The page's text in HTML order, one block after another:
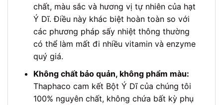
chất, màu sắc và hương vị tự nhiên của hạt
Ý Dĩ. Điều này khác biệt hoàn toàn so với
các phương pháp sấy nhiệt thông thường
có thể làm mất đi nhiều vitamin và enzyme
quý giá.
Không chất bảo quản, không phẩm màu:
Thaphaco cam kết Bột Ý Dĩ của chúng tôi
100% nguyên chất, không chứa bất kỳ phụ